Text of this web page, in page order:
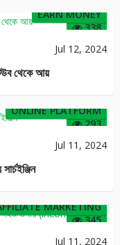
338
EARN MONEY
Jul 12, 2024
থেকে আয়
293
ONLINE PLATFORM
Jul 11, 2024
345
MARKETING
Jul 11, 2024